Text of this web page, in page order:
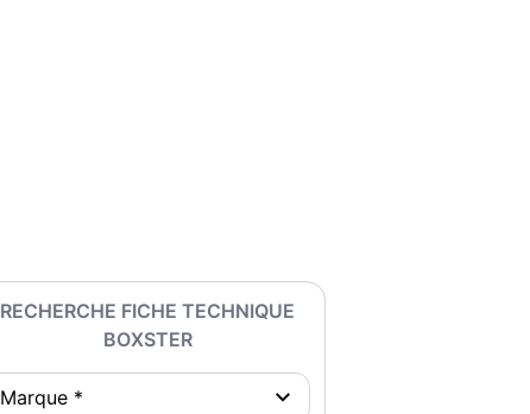
RECHERCHE FICHE TECHNIQUE
BOXSTER